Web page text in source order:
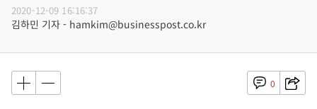
2020-12-09 16:16:37
김하민 기자 - hamkim@businesspost.co.kr
0